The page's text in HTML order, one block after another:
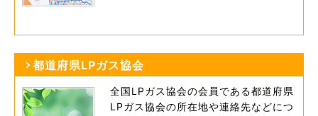
都道府県LPガス協会
全国LPガス協会の会員である都道府県
LPガス協会の所在地や連絡先などにつ